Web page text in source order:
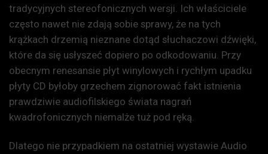
tradycyjnych stereofonicznych wersji. Ich właściciele
często nawet nie zdają sobie sprawy, że na tych
krążkach drzemią nieznane dotąd słuchaczowi dźwięki,
które da się usłyszeć dopiero po odkodowaniu. Przy
obecnym renesansie płyt winylowych i rychłym upadku
płyty CD byłoby grzechem zignorować fakt istnienia
prawdziwie audiofilskiego świata nagrań
kwadrofonicznych niemalże tuż pod ręką.
Dlatego nie przypadkiem na ostatniej wystawie Audio